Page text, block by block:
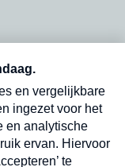
in
Verzend